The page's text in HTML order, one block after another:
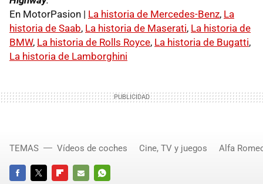
En MotorPasion | La historia de Mercedes-Benz, La
historia de Saab, La historia de Maserati, La historia de
BMW, La historia de Rolls Royce, La historia de Bugatti,
La historia de Lamborghini
TEMAS Vídeos de coches Cine, TV y juegos Alfa